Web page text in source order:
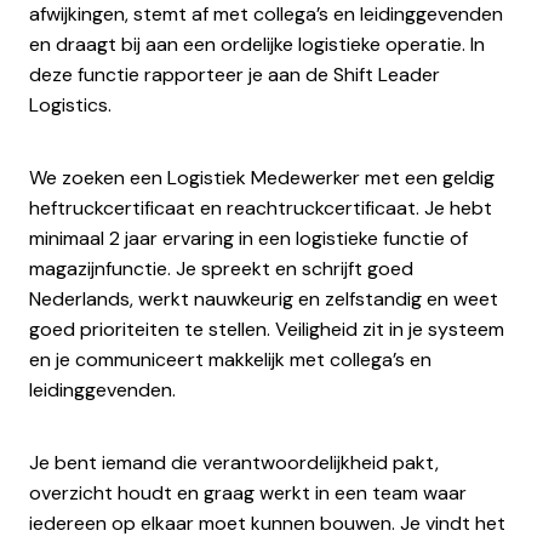
afwijkingen, stemt af met collega’s en leidinggevenden
en draagt bij aan een ordelijke logistieke operatie. In
deze functie rapporteer je aan de Shift Leader
Logistics.
We zoeken een Logistiek Medewerker met een geldig
heftruckcertificaat en reachtruckcertificaat. Je hebt
minimaal 2 jaar ervaring in een logistieke functie of
magazijnfunctie. Je spreekt en schrijft goed
Nederlands, werkt nauwkeurig en zelfstandig en weet
goed prioriteiten te stellen. Veiligheid zit in je systeem
en je communiceert makkelijk met collega’s en
leidinggevenden.
Je bent iemand die verantwoordelijkheid pakt,
overzicht houdt en graag werkt in een team waar
iedereen op elkaar moet kunnen bouwen. Je vindt het